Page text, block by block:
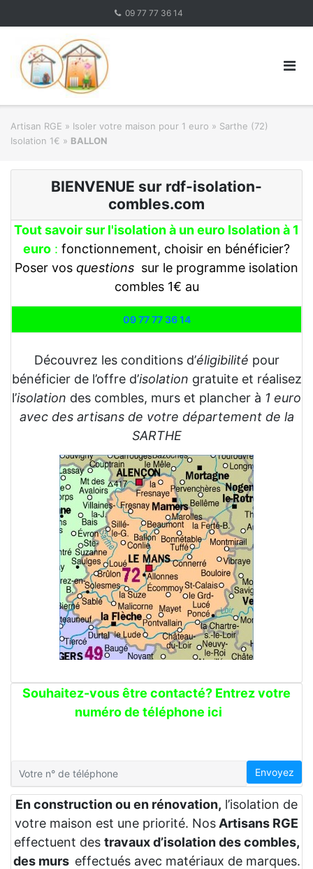
09 77 77 36 14
Artisan RGE » Isoler votre maison pour 1 euro » Sarthe (72)
Isolation 1€ » BALLON
BIENVENUE sur rdf-isolation-
combles.com
Tout savoir sur l'isolation à un euro Isolation à 1
euro : fonctionnement, choisir en bénéficier?
Poser vos questions sur le programme isolation
combles 1€ au
09 77 77 36 14
Découvrez les conditions d’éligibilité pour
bénéficier de l’offre d’isolation gratuite et réalisez
l’isolation des combles, murs et plancher à 1 euro
avec des artisans de votre département de la
SARTHE
Souhaitez-vous être contacté? Entrez votre
numéro de téléphone ici
Envoyez
En construction ou en rénovation, l’isolation de
votre maison est une priorité. Nos Artisans RGE
effectuent des travaux d’isolation des combles,
des murs effectués avec matériaux de marques.